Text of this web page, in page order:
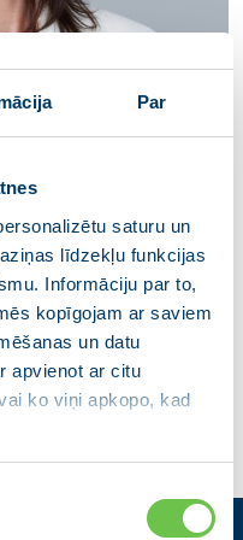
Par
saturu un
līdzekļu funkcijas
Informāciju par to,
kopīgojam ar saviem
un datu
apvienot ar citu
ko viņi apkopo, kad